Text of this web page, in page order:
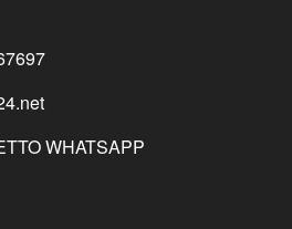
WHATSAPP